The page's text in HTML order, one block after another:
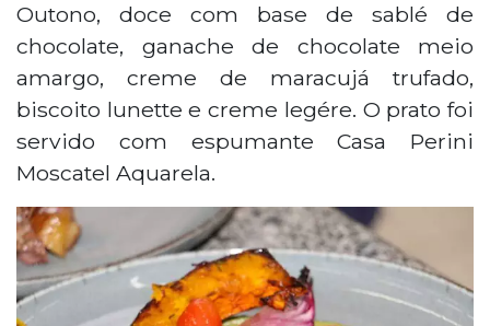
Outono, doce com base de sablé de
chocolate, ganache de chocolate meio
amargo, creme de maracujá trufado,
biscoito lunette e creme legére. O prato foi
servido com espumante Casa Perini
Moscatel Aquarela.